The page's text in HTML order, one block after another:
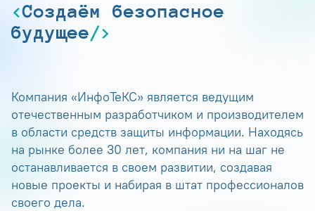
Создаём безопасное
будущее
Компания «ИнфоТеКС» является ведущим
отечественным разработчиком и производителем
в области средств защиты информации. Находясь
на рынке более 30 лет, компания ни на шаг не
останавливается в своем развитии, создавая
новые проекты и набирая в штат профессионалов
своего дела.